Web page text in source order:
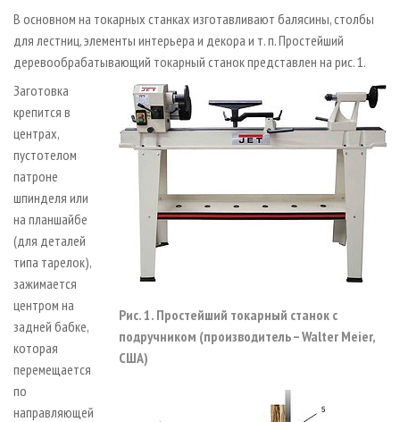
В основном на токарных станках изготавливают балясины, столбы
для лестниц, элементы интерьера и декора и т. п. Простейший
деревообрабатывающий токарный станок представлен на рис. 1.
Рис. 1. Простейший токарный станок с
подручником (производитель – Walter Meier,
США)
Заготовка
крепится в
центрах,
пустотелом
патроне
шпинделя или
на планшайбе
(для деталей
типа тарелок),
зажимается
центром на
задней бабке,
которая
перемещается
по
направляющей